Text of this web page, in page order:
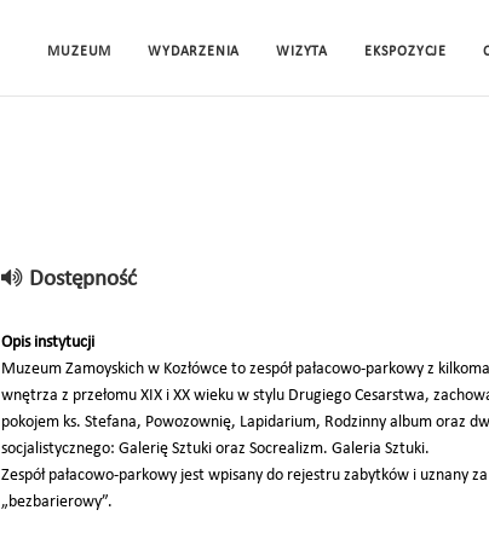
MUZEUM WYDARZENIA WIZYTA EKSPOZYCJE
Dostępność
Opis instytucji
Muzeum Zamoyskich w Kozłówce to zespół pałacowo-parkowy z
wnętrza z przełomu XIX i XX wieku w stylu Drugiego Cesarstwa,
pokojem ks. Stefana, Powozownię, Lapidarium, Rodzinny album oraz
socjalistycznego: Galerię Sztuki oraz Socrealizm. Galeria Sztuki.
Zespół pałacowo-parkowy jest wpisany do rejestru zabytków i uznany
„bezbarierowy”.